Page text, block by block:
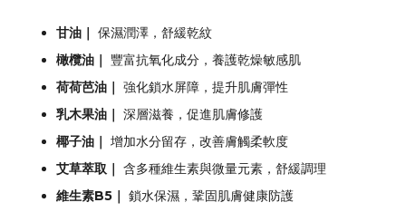
甘油｜
保濕潤澤，舒緩乾紋
橄欖油｜
豐富抗氧化成分，養護乾燥敏感肌
荷荷芭油｜
強化鎖水屏障，提升肌膚彈性
乳木果油｜
深層滋養，促進肌膚修護
椰子油｜
增加水分留存，改善膚觸柔軟度
艾草萃取｜
含多種維生素與微量元素，舒緩調理
維生素B5｜
鎖水保濕，鞏固肌膚健康防護